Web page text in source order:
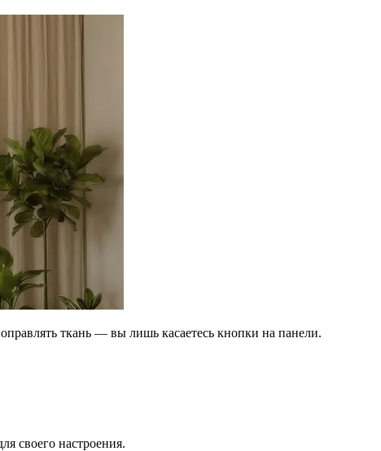
ткань — вы лишь касаетесь кнопки на панели.
своего настроения.